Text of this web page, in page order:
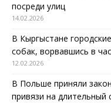
посреди улиц
14.02.2026
В Кыргыстане
собак, ворвавшись в
12.02.2026
В Польше приняли
привязи на длительный